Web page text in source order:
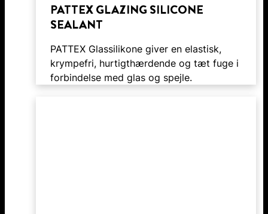
PATTEX GLAZING SILICONE
SEALANT
PATTEX Glassilikone giver en elastisk,
krympefri, hurtigthærdende og tæt fuge i
forbindelse med glas og spejle.